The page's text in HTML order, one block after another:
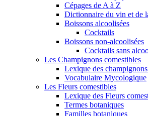
Cépages de A à Z
Dictionnaire du vin et de
Boissons alcoolisées
Cocktails
Boissons non-alcoolisées
Cocktails sans
Les Champignons comestibles
Lexique des
Vocabulaire Mycologique
Les Fleurs comestibles
Lexique des Fleurs
Termes botaniques
Familles botaniques